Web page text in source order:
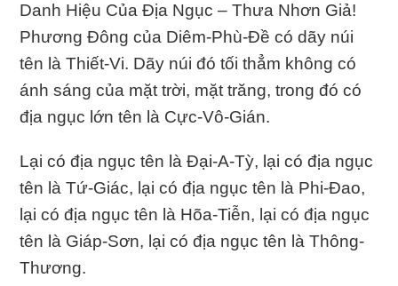
Danh Hiệu Của Ðịa Ngục – Thưa Nhơn Giả!
Phương Ðông của Diêm-Phù-Ðề có dãy núi
tên là Thiết-Vi. Dãy núi đó tối thẳm không có
ánh sáng của mặt trời, mặt trăng, trong đó có
địa ngục lớn tên là Cực-Vô-Gián.
Lại có địa ngục tên là Ðại-A-Tỳ, lại có địa ngục
tên là Tứ-Giác, lại có địa ngục tên là Phi-Ðao,
lại có địa ngục tên là Hõa-Tiễn, lại có địa ngục
tên là Giáp-Sơn, lại có địa ngục tên là Thông-
Thương.